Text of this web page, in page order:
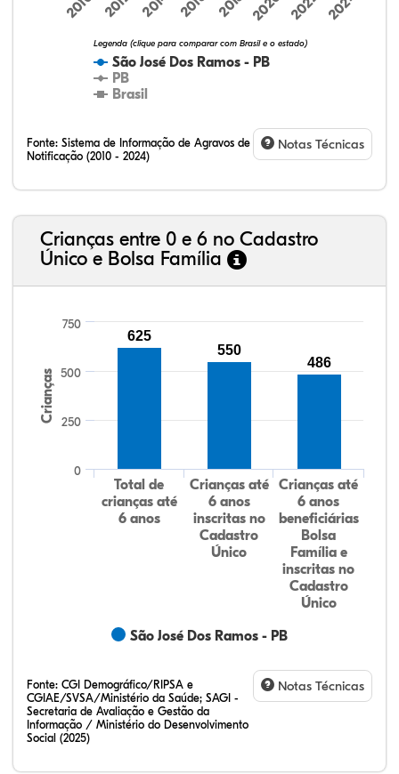
São José Dos Ramos - PB
PB
Brasil
Legenda (clique para comparar com Brasil e o estado)
Fonte: Sistema de Informação de Agravos de
Notificação (2010 - 2024)
Notas Técnicas
Crianças entre 0 e 6 no Cadastro
Único e Bolsa Família
Crianças
São José Dos Ramos - PB
Total de
crianças até
6 anos
Crianças até
6 anos
inscritas no
Cadastro
Único
Crianças até
6 anos
beneficiárias
Bolsa
Família e
inscritas no
Cadastro
Único
0
250
500
750
625
550
486
Fonte: CGI Demográfico/RIPSA e
CGIAE/SVSA/Ministério da Saúde; SAGI -
Secretaria de Avaliação e Gestão da
Informação / Ministério do Desenvolvimento
Social (2025)
Notas Técnicas
13,45%
3,34%
0,40%
78,54%
0,84%
3,42%
32,57%
9,24%
0,46%
54,88%
1,27%
1,56%